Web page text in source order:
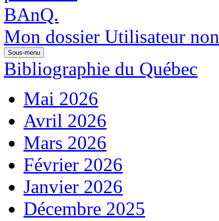
Mon dossier Utilisateur
Sous-menu
Bibliographie du Québec
Mai 2026
Avril 2026
Mars 2026
Février 2026
Janvier 2026
Décembre 2025